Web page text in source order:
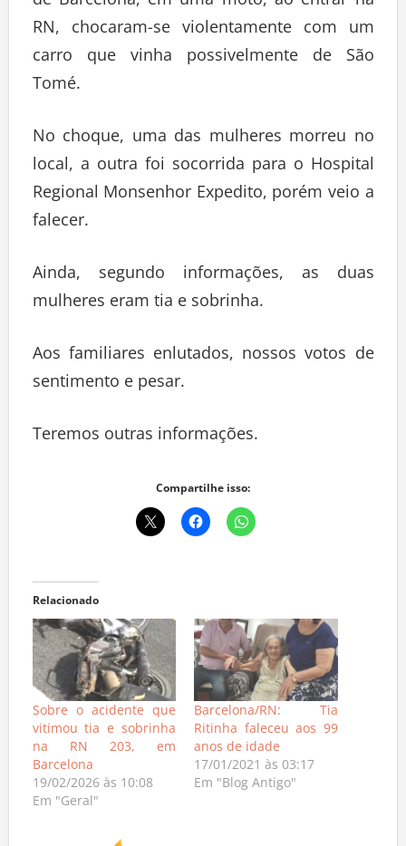
RN, chocaram-se violentamente com um
carro que vinha possivelmente de São
Tomé.
No choque, uma das mulheres morreu no
local, a outra foi socorrida para o Hospital
Regional Monsenhor Expedito, porém veio a
falecer.
Ainda, segundo informações, as duas
mulheres eram tia e sobrinha.
Aos familiares enlutados, nossos votos de
sentimento e pesar.
Teremos outras informações.
Compartilhe isso:
Relacionado
Sobre o acidente que
vitimou tia e sobrinha
na RN 203, em
Barcelona
19/02/2026 às 10:08
Em "Geral"
Barcelona/RN: Tia
Ritinha faleceu aos 99
anos de idade
17/01/2021 às 03:17
Em "Blog Antigo"